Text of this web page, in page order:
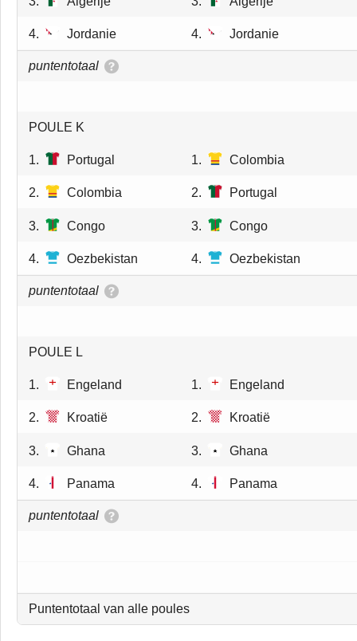
4. Jordanie 4. Jordanie
puntentotaal
POULE K
1. Portugal 1. Colombia
2. Colombia 2. Portugal
3. Congo 3. Congo
4. Oezbekistan 4. Oezbekistan
puntentotaal
POULE L
1. Engeland 1. Engeland
2. Kroatië 2. Kroatië
3. Ghana 3. Ghana
4. Panama 4. Panama
puntentotaal
Puntentotaal van alle poules